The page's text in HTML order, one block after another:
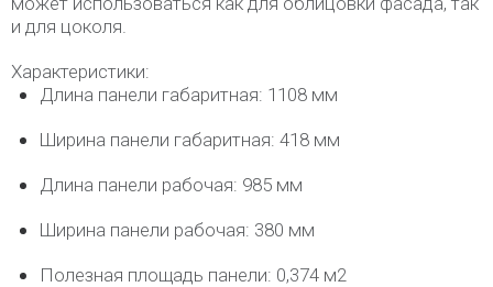
и для цоколя.
Характеристики:
Длина панели габаритная: 1108 мм
Ширина панели габаритная: 418 мм
Длина панели рабочая: 985 мм
Ширина панели рабочая: 380 мм
Полезная площадь панели: 0,374 м2